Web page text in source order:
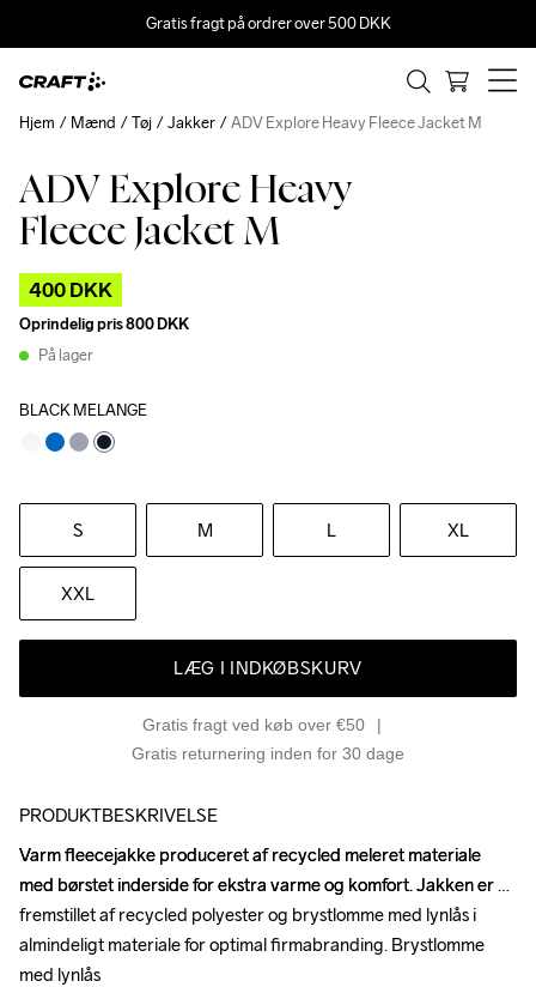
Gratis fragt på ordrer over 500 DKK
ADV Explore Heavy
Fleece Jacket M
400 DKK
Oprindelig pris800 DKK
På lager
BLACK MELANGE
S M L XL
XXL
LÆG I INDKØBSKURV
Gratis fragt ved køb over €50
Gratis returnering inden for 30 dage
Hjem Mænd Tøj Jakker ADV Explore Heavy Fleece Jacket M
Outlet Recycled
PRODUKTBESKRIVELSE
Varm fleecejakke produceret af recycled meleret materiale
med børstet inderside for ekstra varme og komfort. Jakken er
fremstillet af recycled polyester og brystlomme med lynlås i
almindeligt materiale for optimal firmabranding. Brystlomme
med lynlås
Varm fleecejakke produceret af recycled meleret materiale
med børstet inderside for ekstra varme og komfort. Jakken er
fremstillet af recycled polyester og brystlomme med lynlås i
almindeligt materiale for optimal firmabranding. Brystlomme
med lynlås